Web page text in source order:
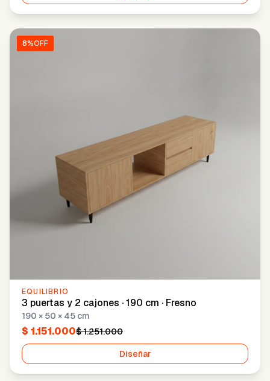
8%OFF
EQUILIBRIO
3 puertas y 2 cajones · 190 cm · Fresno
190 × 50 × 45 cm
$ 1.151.000$ 1.251.000
Diseñar